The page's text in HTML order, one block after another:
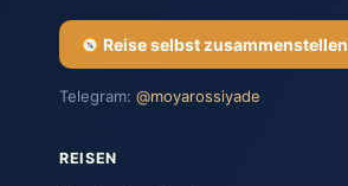
Reise selbst zusammenstellen
Telegram: @moyarossiyade
REISEN